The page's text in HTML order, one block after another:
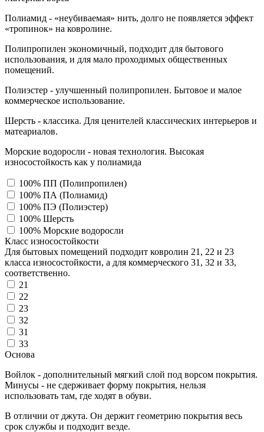
Полиамид - «неубиваемая» нить, долго не появляется эффект
«тропинок» на ковролине.
Полипропилен экономичный, подходит для бытового
использования, и для мало проходимых общественных
помещений.
Полиэстер - улучшенный полипропилен. Бытовое и малое
коммерческое использование.
Шерсть - классика. Для ценителей классических интерьеров и
матеариалов.
Морские водоросли - новая технология. Высокая
износостойкость как у полиамида
100% ПП (Полипропилен)
100% ПА (Полиамид)
100% ПЭ (Полиэстер)
100% Шерсть
100% Морские водоросли
Класс износостойкости
Для бытовых помещений подходит ковролин 21, 22 и 23
класса износостойкости, а для коммерческого 31, 32 и 33,
соответственно.
21
22
23
32
31
33
Основа
Войлок - дополнительный мягкий слой под ворсом покрытия.
Минусы - не сдерживает форму покрытия, нельзя
использовать там, где ходят в обуви.
В отличии от джута. Он держит геометрию покрытия весь
срок службы и подходит везде.